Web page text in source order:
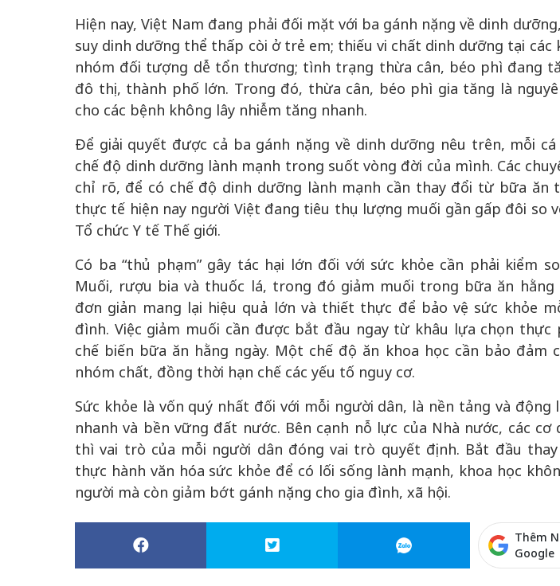
Hiện nay, Việt Nam đang phải đối mặt với ba gánh nặng về dinh
suy dinh dưỡng thể thấp còi ở trẻ em; thiếu vi chất dinh dưỡng tại các
nhóm đối tượng dễ tổn thương; tình trạng thừa cân, béo phì đang
đô thị, thành phố lớn. Trong đó, thừa cân, béo phì gia tăng là
cho các bệnh không lây nhiễm tăng nhanh.
Để giải quyết được cả ba gánh nặng về dinh dưỡng nêu trên, mỗi
chế độ dinh dưỡng lành mạnh trong suốt vòng đời của mình. Các
chỉ rõ, để có chế độ dinh dưỡng lành mạnh cần thay đổi từ bữa ăn
thực tế hiện nay người Việt đang tiêu thụ lượng muối gần gấp đôi so
Tổ chức Y tế Thế giới.
Có ba “thủ phạm” gây tác hại lớn đối với sức khỏe cần phải kiểm
Muối, rượu bia và thuốc lá, trong đó giảm muối trong bữa ăn hằng
đơn giản mang lại hiệu quả lớn và thiết thực để bảo vệ sức khỏe
đình. Việc giảm muối cần được bắt đầu ngay từ khâu lựa chọn thực
chế biến bữa ăn hằng ngày. Một chế độ ăn khoa học cần bảo đảm
nhóm chất, đồng thời hạn chế các yếu tố nguy cơ.
Sức khỏe là vốn quý nhất đối với mỗi người dân, là nền tảng và
nhanh và bền vững đất nước. Bên cạnh nỗ lực của Nhà nước, các cơ
thì vai trò của mỗi người dân đóng vai trò quyết định. Bắt đầu
thực hành văn hóa sức khỏe để có lối sống lành mạnh, khoa học
người mà còn giảm bớt gánh nặng cho gia đình, xã hội.
Thêm
Google